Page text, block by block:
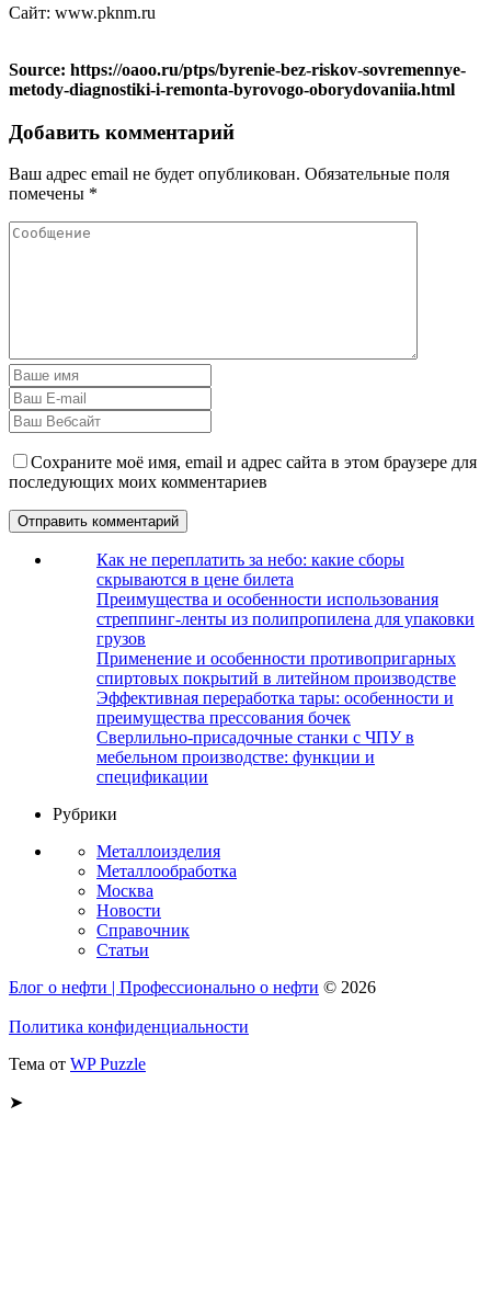
Сайт: www.pknm.ru
Source: https://oaoo.ru/ptps/byrenie-bez-riskov-sovremennye-
metody-diagnostiki-i-remonta-byrovogo-oborydovaniia.html
Добавить комментарий
Ваш адрес email не будет опубликован. Обязательные поля
помечены *
Сохраните моё имя, email и адрес сайта в этом браузере для
последующих моих комментариев
Как не переплатить за небо: какие сборы
скрываются в цене билета
Преимущества и особенности использования
стреппинг-ленты из полипропилена для упаковки
грузов
Применение и особенности противопригарных
спиртовых покрытий в литейном производстве
Эффективная переработка тары: особенности и
преимущества прессования бочек
Сверлильно-присадочные станки с ЧПУ в
мебельном производстве: функции и
спецификации
Рубрики
Металлоизделия
Металлообработка
Москва
Новости
Справочник
Статьи
Блог о нефти | Профессионально о нефти © 2026
Политика конфиденциальности
Тема от WP Puzzle
➤